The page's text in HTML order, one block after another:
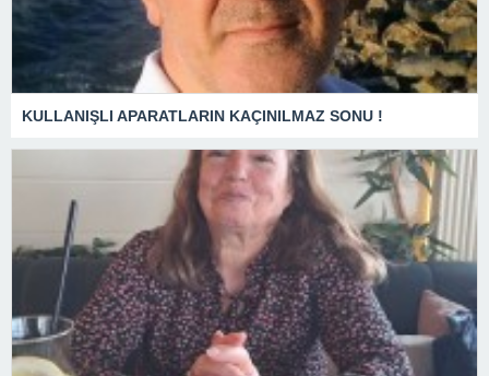
KULLANIŞLI APARATLARIN KAÇINILMAZ SONU !